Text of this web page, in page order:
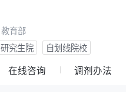
教育部
研究生院 自划线院校
在线咨询 调剂办法